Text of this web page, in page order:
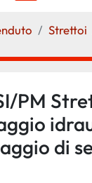
Strettoi
PM
di